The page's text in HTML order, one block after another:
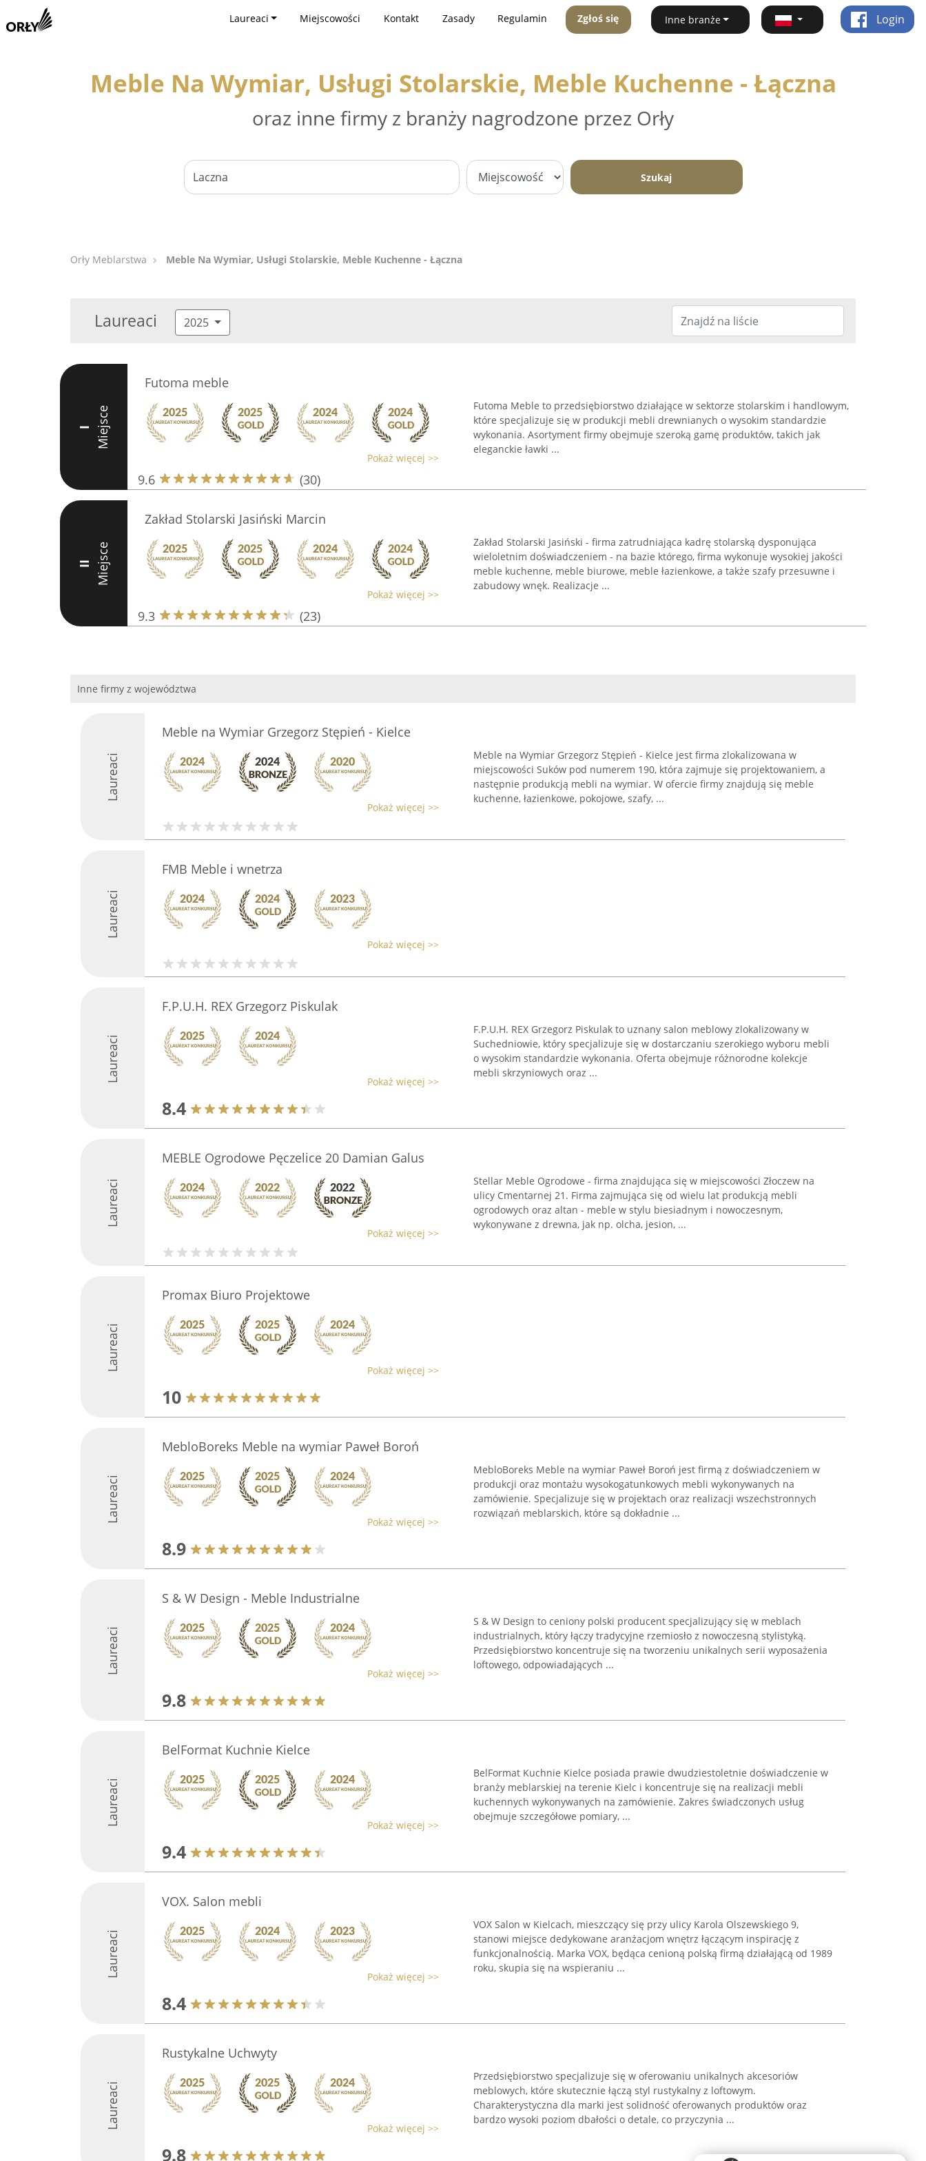
Laureaci Miejscowości Kontakt Zasady Regulamin Zgłoś się Inne branże Login
Meble Na Wymiar, Usługi Stolarskie, Meble Kuchenne - Łączna
oraz inne firmy z branży nagrodzone przez Orły
Szukaj
Orły Meblarstwa Meble Na Wymiar, Usługi Stolarskie, Meble Kuchenne - Łączna
Laureaci 2025
I Miejsce
Futoma meble
Pokaż więcej >>
9.6 (30)
Futoma Meble to przedsiębiorstwo działające w sektorze stolarskim i handlowym,
które specjalizuje się w produkcji mebli drewnianych o wysokim standardzie
wykonania. Asortyment firmy obejmuje szeroką gamę produktów, takich jak
eleganckie ławki ...
II Miejsce
Zakład Stolarski Jasiński Marcin
Pokaż więcej >>
9.3 (23)
Zakład Stolarski Jasiński - firma zatrudniająca kadrę stolarską dysponująca
wieloletnim doświadczeniem - na bazie którego, firma wykonuje wysokiej jakości
meble kuchenne, meble biurowe, meble łazienkowe, a także szafy przesuwne i
zabudowy wnęk. Realizacje ...
Inne firmy z województwa
Laureaci
Meble na Wymiar Grzegorz Stępień - Kielce
Pokaż więcej >>
Meble na Wymiar Grzegorz Stępień - Kielce jest firma zlokalizowana w
miejscowości Suków pod numerem 190, która zajmuje się projektowaniem, a
następnie produkcją mebli na wymiar. W ofercie firmy znajdują się meble
kuchenne, łazienkowe, pokojowe, szafy, ...
Laureaci
FMB Meble i wnetrza
Pokaż więcej >>
Laureaci
F.P.U.H. REX Grzegorz Piskulak
Pokaż więcej >>
8.4
F.P.U.H. REX Grzegorz Piskulak to uznany salon meblowy zlokalizowany w
Suchedniowie, który specjalizuje się w dostarczaniu szerokiego wyboru mebli
o wysokim standardzie wykonania. Oferta obejmuje różnorodne kolekcje
mebli skrzyniowych oraz ...
Laureaci
MEBLE Ogrodowe Pęczelice 20 Damian Galus
Pokaż więcej >>
Stellar Meble Ogrodowe - firma znajdująca się w miejscowości Złoczew na
ulicy Cmentarnej 21. Firma zajmująca się od wielu lat produkcją mebli
ogrodowych oraz altan - meble w stylu biesiadnym i nowoczesnym,
wykonywane z drewna, jak np. olcha, jesion, ...
Laureaci
Promax Biuro Projektowe
Pokaż więcej >>
10
Laureaci
MebloBoreks Meble na wymiar Paweł Boroń
Pokaż więcej >>
8.9
MebloBoreks Meble na wymiar Paweł Boroń jest firmą z doświadczeniem w
produkcji oraz montażu wysokogatunkowych mebli wykonywanych na
zamówienie. Specjalizuje się w projektach oraz realizacji wszechstronnych
rozwiązań meblarskich, które są dokładnie ...
Laureaci
S & W Design - Meble Industrialne
Pokaż więcej >>
9.8
S & W Design to ceniony polski producent specjalizujący się w meblach
industrialnych, który łączy tradycyjne rzemiosło z nowoczesną stylistyką.
Przedsiębiorstwo koncentruje się na tworzeniu unikalnych serii wyposażenia
loftowego, odpowiadających ...
Laureaci
BelFormat Kuchnie Kielce
Pokaż więcej >>
9.4
BelFormat Kuchnie Kielce posiada prawie dwudziestoletnie doświadczenie w
branży meblarskiej na terenie Kielc i koncentruje się na realizacji mebli
kuchennych wykonywanych na zamówienie. Zakres świadczonych usług
obejmuje szczegółowe pomiary, ...
Laureaci
VOX. Salon mebli
Pokaż więcej >>
8.4
VOX Salon w Kielcach, mieszczący się przy ulicy Karola Olszewskiego 9,
stanowi miejsce dedykowane aranżacjom wnętrz łączącym inspirację z
funkcjonalnością. Marka VOX, będąca cenioną polską firmą działającą od 1989
roku, skupia się na wspieraniu ...
Laureaci
Rustykalne Uchwyty
Pokaż więcej >>
9.8
Przedsiębiorstwo specjalizuje się w oferowaniu unikalnych akcesoriów
meblowych, które skutecznie łączą styl rustykalny z loftowym.
Charakterystyczna dla marki jest solidność oferowanych produktów oraz
bardzo wysoki poziom dbałości o detale, co przyczynia ...